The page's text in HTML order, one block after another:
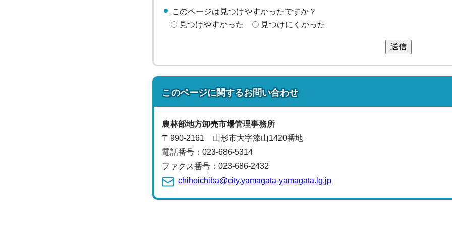
このページは見つけやすかったですか？
見つけやすかった
見つけにくかった
送信
このページに関するお問い合わせ
農林部地方卸売市場管理事務所
〒990-2161 山形市大字漆山1420番地
電話番号： 023-686-5314
ファクス番号：023-686-2432
chihoichiba@city.yamagata-yamagata.lg.jp